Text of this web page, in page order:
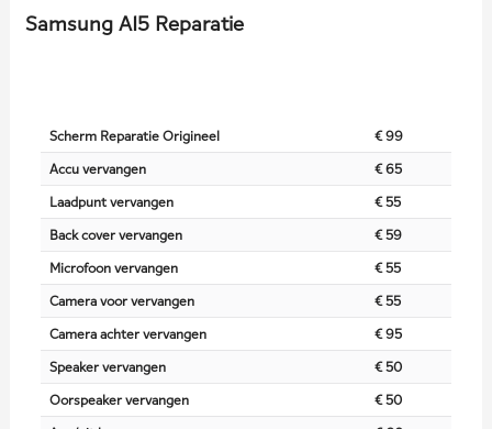
Samsung A15 Reparatie
Scherm Reparatie Origineel
€ 99
Accu vervangen
€ 65
Laadpunt vervangen
€ 55
Back cover vervangen
€ 59
Microfoon vervangen
€ 55
Camera voor vervangen
€ 55
Camera achter vervangen
€ 95
Speaker vervangen
€ 50
Oorspeaker vervangen
€ 50